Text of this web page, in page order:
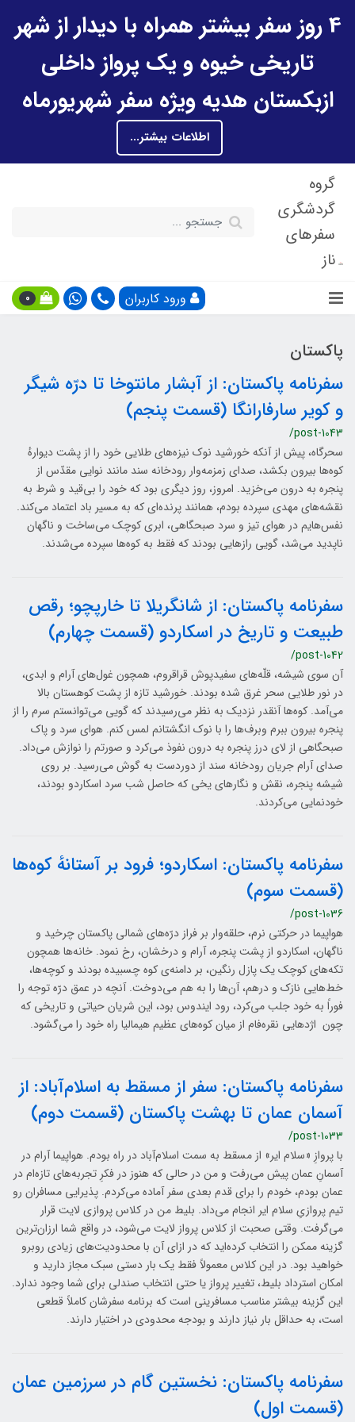
4 روز سفر بیشتر همراه با دیدار از شهر
تاریخی خیوه و یک پرواز داخلی
ازبکستان هدیه ویژه سفر شهریورماه
اطلاعات بیشتر...
گروه
گردشگری
سفرهای
ناز
ورود کاربران 0
پاکستان
سفرنامه پاکستان: از آبشار مانتوخا تا درّه شیگر
و کویر سارفارانگا (قسمت پنجم)
/post-1043
سحرگاه، پیش از آنکه خورشید نوک نیزه‌های طلایی خود را از پشت دیوارهٔ
کوه‌ها بیرون بکشد، صدای زمزمه‌وار رودخانه سند مانند نوایی مقدّس از
پنجره به درون می‌خزید. امروز، روز دیگری بود که خود را بی‌قید و شرط به
نقشه‌های مهدی سپرده بودم، همانند پرنده‌ای که به مسیر باد اعتماد می‌کند.
نفس‌هایم در هوای تیز و سرد صبحگاهی، ابری کوچک می‌ساخت و ناگهان
ناپدید می‌شد، گویی رازهایی بودند که فقط به کوه‌ها سپرده می‌شدند.
سفرنامه پاکستان: از شانگریلا تا خارپچو؛ رقص
طبیعت و تاریخ در اسکاردو (قسمت چهارم)
/post-1042
آن سوی شیشه، قلّه‌های سفیدپوش قراقروم، همچون غول‌های آرام و ابدی،
در نور طلایی سحر غرق شده بودند. خورشید تازه از پشت کوهستان بالا
می‌آمد. کوه‌ها آنقدر نزدیک به نظر می‌رسیدند که گویی می‌توانستم سرم را از
پنجره بیرون ببرم وبرف‌ها را با نوک انگشتانم لمس کنم. هوای سرد و پاک
صبحگاهی از لای درز پنجره به درون نفوذ می‌کرد و صورتم را نوازش می‌داد.
صدای آرام جریان رودخانه سند از دوردست به گوش می‌رسید. بر روی
شیشه پنجره، نقش و نگارهای یخی که حاصل شب سرد اسکاردو بودند،
خودنمایی می‌کردند.
سفرنامه پاکستان: اسکاردو؛ فرود بر آستانهٔ کوه‌ها
(قسمت سوم)
/post-1036
هواپیما در حرکتی نرم، حلقه‌وار بر فراز درّه‌های شمالی پاکستان چرخید و
ناگهان، اسکاردو از پشت پنجره، آرام و درخشان، رخ نمود. خانه‌ها همچون
تکه‌های کوچک یک پازل رنگین، بر دامنه‌ی کوه چسبیده بودند و کوچه‌ها،
خط‌هایی نازک و درهم، آن‌ها را به هم می‌دوخت. آنچه در عمق درّه توجه را
فوراً به خود جلب می‌کرد، رود ایندوس بود، این شریان حیاتی و تاریخی که
چون اژدهایی نقره‌فام از میان کوه‌های عظیم هیمالیا راه خود را می‌گشود.
سفرنامه پاکستان: سفر از مسقط به اسلام‌آباد: از
آسمان عمان تا بهشت پاکستان (قسمت دوم)
/post-1033
با پروازِ «سلام ایر» از مسقط به سمت اسلام‌آباد در راه بودم. هواپیما آرام در
آسمانِ عمان پیش می‌رفت و من در حالی که هنوز در فکرِ تجربه‌های تازه‌ام در
عمان بودم، خودم را برای قدم بعدی سفر آماده می‌کردم. پذیرایی مسافران رو
تیم پروازیِ سلام ایر انجام می‌داد. بلیط من در کلاس پروازی لایت قرار
می‌گرفت. وقتی صحبت از کلاس پرواز لایت می‌شود، در واقع شما ارزان‌ترین
گزینه ممکن را انتخاب کرده‌اید که در ازای آن با محدودیت‌های زیادی روبرو
خواهید بود. در این کلاس معمولاً فقط یک بار دستی سبک مجاز دارید و
امکان استرداد بلیط، تغییر پرواز یا حتی انتخاب صندلی برای شما وجود ندارد.
این گزینه بیشتر مناسب مسافرینی است که برنامه سفرشان کاملاً قطعی
است، به حداقل بار نیاز دارند و بودجه محدودی در اختیار دارند.
سفرنامه پاکستان: نخستین گام در سرزمین عمان
(قسمت اول)